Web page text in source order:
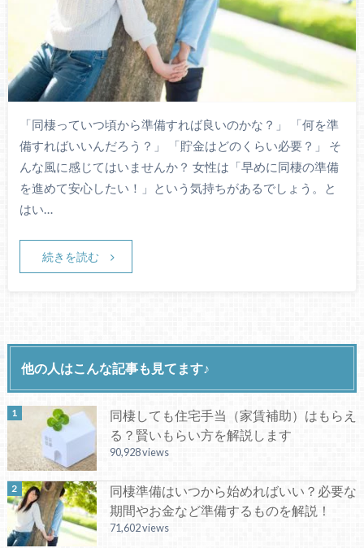
「同棲っていつ頃から準備すれば良いのかな？」 「何を準
備すればいいんだろう？」 「貯金はどのくらい必要？」 そ
んな風に感じてはいませんか？ 女性は「早めに同棲の準備
を進めて安心したい！」という気持ちがあるでしょう。と
はい…
続きを読む
他の人はこんな記事も見てます♪
同棲しても住宅手当（家賃補助）はもらえ
る？賢いもらい方を解説します
90,928 views
同棲準備はいつから始めればいい？必要な
期間やお金など準備するものを解説！
71,602 views